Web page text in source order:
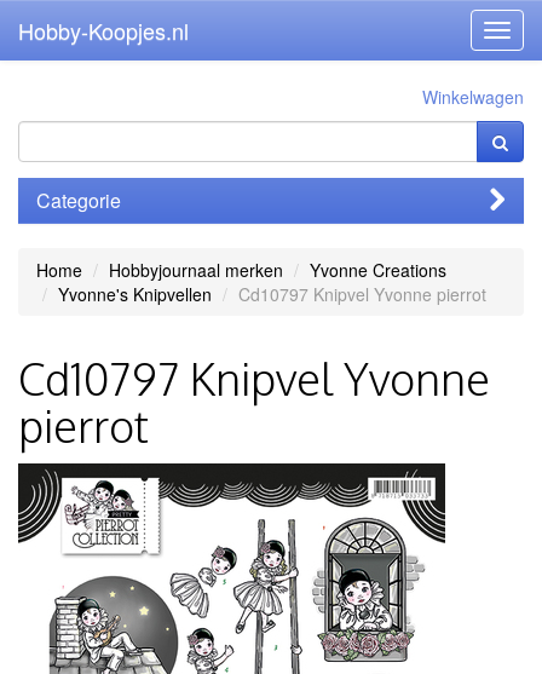
Hobby-Koopjes.nl
Winkelwagen
Categorie
Home Hobbyjournaal merken
Yvonne Creations
Yvonne's Knipvellen
Cd10797 Knipvel Yvonne pierrot
Cd10797 Knipvel Yvonne
pierrot